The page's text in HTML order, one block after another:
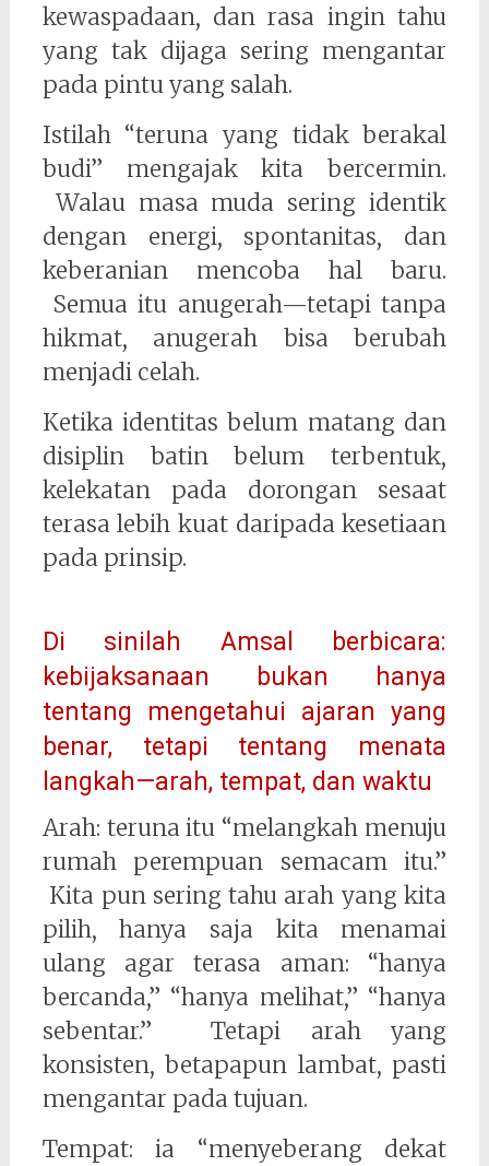
kewaspadaan, dan rasa ingin tahu
yang tak dijaga sering mengantar
pada pintu yang salah.
Istilah “teruna yang tidak berakal
budi” mengajak kita bercermin.
Walau masa muda sering identik
dengan energi, spontanitas, dan
keberanian mencoba hal baru.
Semua itu anugerah—tetapi tanpa
hikmat, anugerah bisa berubah
menjadi celah.
Ketika identitas belum matang dan
disiplin batin belum terbentuk,
kelekatan pada dorongan sesaat
terasa lebih kuat daripada kesetiaan
pada prinsip.
Di sinilah Amsal berbicara:
kebijaksanaan bukan hanya
tentang mengetahui ajaran yang
benar, tetapi tentang menata
langkah—arah, tempat, dan waktu
Arah: teruna itu “melangkah menuju
rumah perempuan semacam itu.”
Kita pun sering tahu arah yang kita
pilih, hanya saja kita menamai
ulang agar terasa aman: “hanya
bercanda,” “hanya melihat,” “hanya
sebentar.” Tetapi arah yang
konsisten, betapapun lambat, pasti
mengantar pada tujuan.
Tempat: ia “menyeberang dekat